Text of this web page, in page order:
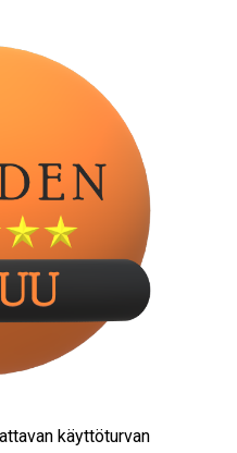
käyttöturvan